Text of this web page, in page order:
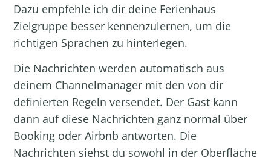
Dazu empfehle ich dir deine Ferienhaus
Zielgruppe besser kennenzulernen, um die
richtigen Sprachen zu hinterlegen.
Die Nachrichten werden automatisch aus
deinem Channelmanager mit den von dir
definierten Regeln versendet. Der Gast kann
dann auf diese Nachrichten ganz normal über
Booking oder Airbnb antworten. Die
Nachrichten siehst du sowohl in der Oberfläche